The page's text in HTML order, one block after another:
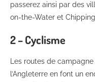
passerez ainsi par des
on-the-Water et
2 – Cyclisme
Les routes de
l’Angleterre en font un